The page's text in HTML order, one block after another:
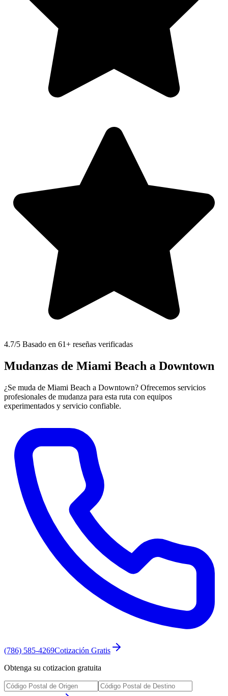
4.7/5 Basado en 61+ reseñas verificadas
Mudanzas de Miami Beach a Downtown
¿Se muda de Miami Beach a Downtown? Ofrecemos servicios
profesionales de mudanza para esta ruta con equipos
experimentados y servicio confiable.
(786) 585-4269Cotización Gratis
Obtenga su cotizacion gratuita